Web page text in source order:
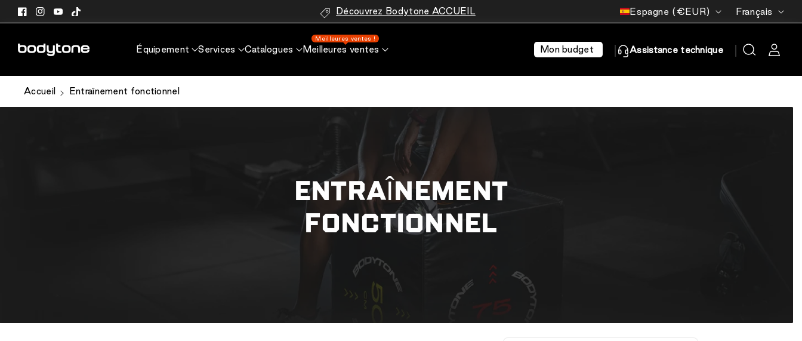
passer au
contenu
Facebook
Instagram
YouTube
TikTok
Découvrez Bodytone ACCUEIL Pays/région Espagne (€EUR) Langue
Français
Équipement Services Catalogues
Meilleures ventes !
Meilleures ventes Mon budget Assistance technique
Accueil Entraînement fonctionnel
ENTRAÎNEMENT
FONCTIONNEL